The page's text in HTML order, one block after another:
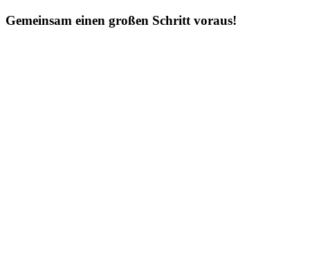
Gemeinsam einen großen Schritt voraus!